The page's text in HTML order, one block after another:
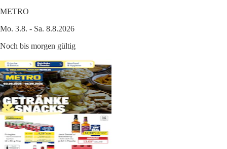
METRO
Mo. 3.8. - Sa. 8.8.2026
Noch bis morgen gültig